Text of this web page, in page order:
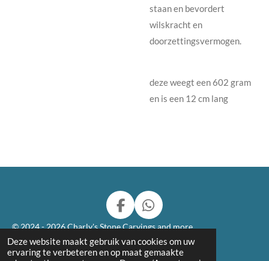
Deze website maakt gebruik van cookies om uw
ervaring te verbeteren en op maat gemaakte
staan en bevordert
wilskracht en
doorzettingsvermogen.
deze weegt een 602 gram
en is een 12 cm lang
F
a
c
e
W
h
a
t
© 2024 - 2026 Charly's Stone Carvings and more
Powered byJouwWeb